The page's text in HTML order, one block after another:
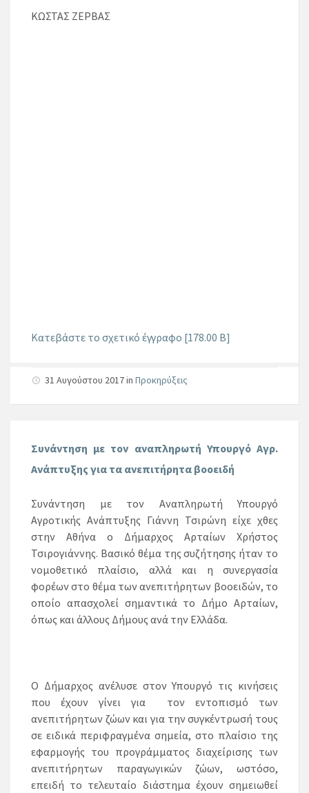
ΚΩΣΤΑΣ ΖΕΡΒΑΣ
Κατεβάστε το σχετικό έγγραφο [178.00 B]
31 Αυγούστου 2017in Προκηρύξεις
Συνάντηση με τον αναπληρωτή Υπουργό Αγρ.
Ανάπτυξης για τα ανεπιτήρητα βοοειδή
Συνάντηση με τον Αναπληρωτή Υπουργό
Αγροτικής Ανάπτυξης Γιάννη Τσιρώνη είχε χθες
στην Αθήνα ο Δήμαρχος Αρταίων Χρήστος
Τσιρογιάννης. Βασικό θέμα της συζήτησης ήταν το
νομοθετικό πλαίσιο, αλλά και η συνεργασία
φορέων στο θέμα των ανεπιτήρητων βοοειδών, το
οποίο απασχολεί σημαντικά το Δήμο Αρταίων,
όπως και άλλους Δήμους ανά την Ελλάδα.
Ο Δήμαρχος ανέλυσε στον Υπουργό τις κινήσεις
που έχουν γίνει για τον εντοπισμό των
ανεπιτήρητων ζώων και για την συγκέντρωσή τους
σε ειδικά περιφραγμένα σημεία, στο πλαίσιο της
εφαρμογής του προγράμματος διαχείρισης των
ανεπιτήρητων παραγωγικών ζώων, ωστόσο,
επειδή το τελευταίο διάστημα έχουν σημειωθεί